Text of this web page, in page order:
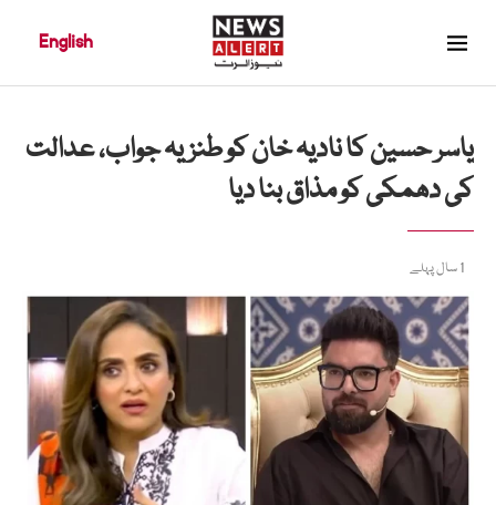
English
یاسر حسین کا نادیہ خان کو طنزیہ جواب، عدالت
کی دھمکی کو مذاق بنا دیا
1 سال پہلے